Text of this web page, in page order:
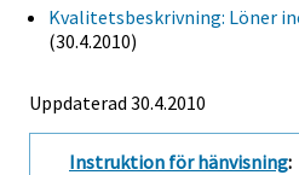
Kvalitetsbeskrivning: Löner
(30.4.2010)
Uppdaterad 30.4.2010
Instruktion för hänvisning: